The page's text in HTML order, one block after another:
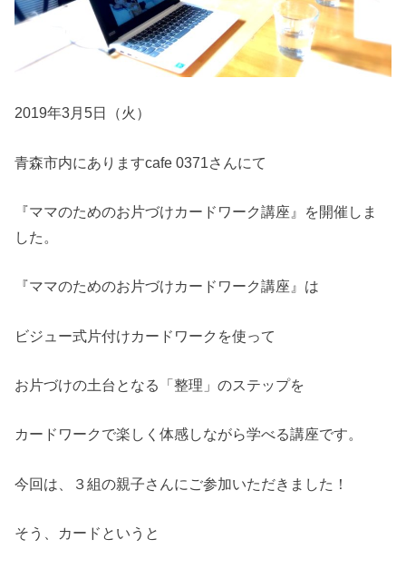
2019年3月5日（火）
青森市内にありますcafe 0371さんにて
『ママのためのお片づけカードワーク講座』を開催しま
した。
『ママのためのお片づけカードワーク講座』は
ビジュー式片付けカードワークを使って
お片づけの土台となる「整理」のステップを
カードワークで楽しく体感しながら学べる講座です。
今回は、３組の親子さんにご参加いただきました！
そう、カードというと